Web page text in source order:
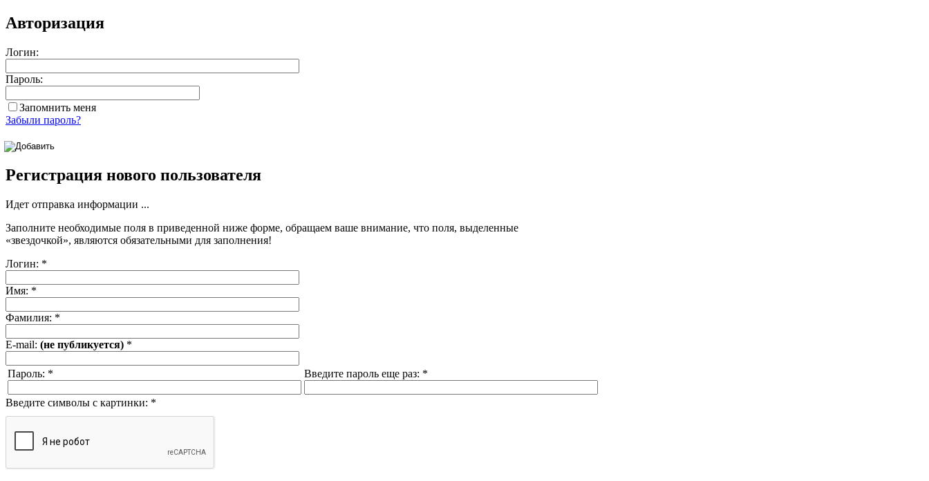
Авторизация
Логин:
Пароль:
Запомнить меня
Забыли пароль?
Регистрация нового пользователя
Идет отправка информации ...
Заполните необходимые поля в приведенной ниже форме, обращаем ваше внимание, что поля, выделенные
«звездочкой», являются обязательными для заполнения!
Логин: *
Имя: *
Фамилия: *
E-mail: (не публикуется) *
Пароль: * Введите пароль еще раз: *
Введите символы с картинки: *